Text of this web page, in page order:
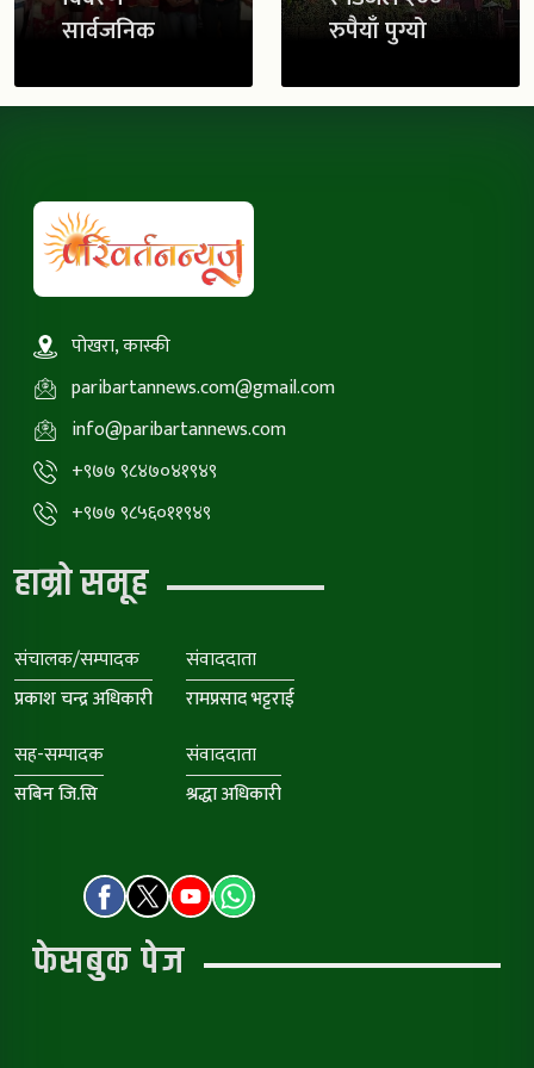
सार्वजनिक
रुपैयाँ पुग्यो
पोखरा, कास्की
paribartannews.com@gmail.com
info@paribartannews.com
+९७७ ९८४७०४१९४९
+९७७ ९८५६०११९४९
हाम्रो समूह
संचालक/सम्पादक
प्रकाश चन्द्र अधिकारी
संवाददाता
रामप्रसाद भट्टराई
सह-सम्पादक
सबिन जि.सि
संवाददाता
श्रद्धा अधिकारी
फेसबुक पेज